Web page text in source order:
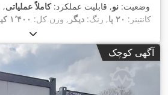
وضعیت: نو, قابلیت عملکرد:کاملاً عملیاتی,
کانتینر: ۲۰ پا , رنگ: دیگر , وزن کل: ۱٬۴۰۰ کیلوگرم
, عرض فضای بارگیری:
بارگیری:۶٬۰۵۸ میلی‌متر , ارتفاع
آگهی کوچک